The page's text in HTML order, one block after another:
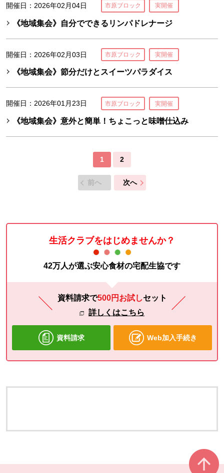
開催日：2026年02月04日 市原ブロック 実開催
《地域集会》自分でできるリンパドレナージ
開催日：2026年02月03日 市原ブロック 実開催
《地域集会》節分だけとスイーツパラダイス
開催日：2026年01月23日 市原ブロック 実開催
《地域集会》意外と簡単！ちょこっと味噌仕込み
1 2
前へ 次へ
生活クラブをはじめませんか？
42万人が選ぶ安心食材の宅配生協です
資料請求で500円お試しセット
詳しくはこちら
資料請求 Web加入手続き